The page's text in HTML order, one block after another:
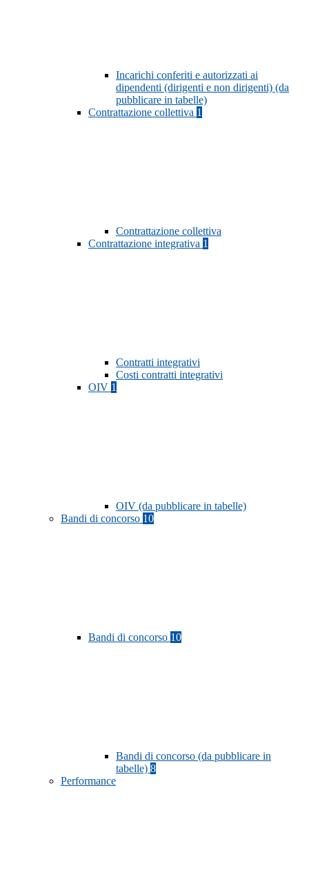
Incarichi conferiti e autorizzati ai
dipendenti (dirigenti e non dirigenti) (da
pubblicare in tabelle)
Contrattazione collettiva 1
Contrattazione collettiva
Contrattazione integrativa 1
Contratti integrativi
Costi contratti integrativi
OIV 1
OIV (da pubblicare in tabelle)
Bandi di concorso 10
Bandi di concorso 10
Bandi di concorso (da pubblicare in
tabelle) 8
Performance